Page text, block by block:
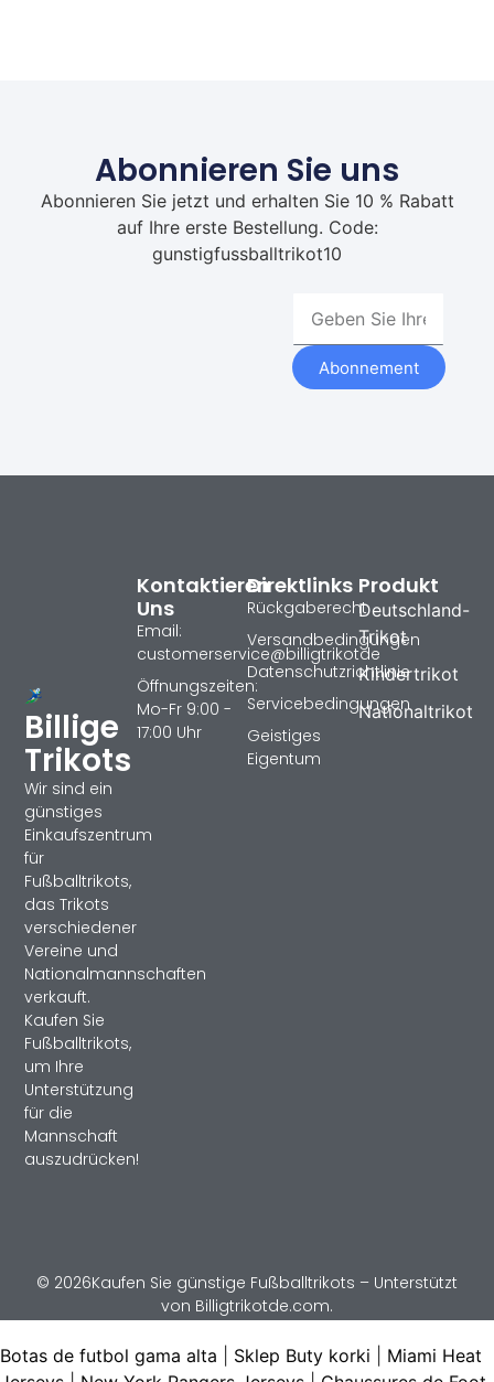
Abonnieren Sie uns
Abonnieren Sie jetzt und erhalten Sie 10 % Rabatt
auf Ihre erste Bestellung. Code:
gunstigfussballtrikot10
Abonnement
Billige
Trikots
Wir sind ein
günstiges
Einkaufszentrum
für
Fußballtrikots,
das Trikots
verschiedener
Vereine und
Nationalmannschaften
verkauft.
Kaufen Sie
Fußballtrikots,
um Ihre
Unterstützung
für die
Mannschaft
auszudrücken!
Produkt
Deutschland-
Trikot
Kindertrikot
Nationaltrikot
Direktlinks
Rückgaberecht
Versandbedingungen
Datenschutzrichtlinie
Servicebedingungen
Geistiges
Eigentum
Kontaktieren
Uns
Email:
customerservice@billigtrikotde
Öffnungszeiten:
Mo-Fr 9:00 -
17:00 Uhr
© 2026Kaufen Sie günstige Fußballtrikots – Unterstützt
von Billigtrikotde.com.
Botas de futbol gama alta Sklep Buty korki
Miami Heat